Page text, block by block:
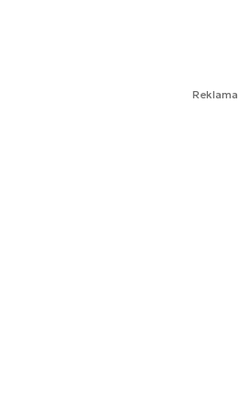
Reklama